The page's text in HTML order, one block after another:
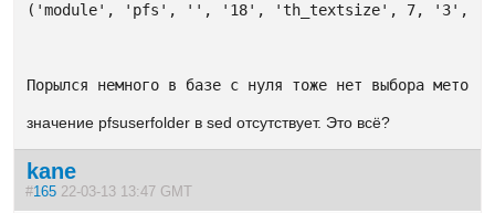
('module', 'pfs', '', '18', 'th_textsize', 7,
Порылся немного в базе с нуля тоже нет выбора
значение pfsuserfolder в sed отсутствует. Это всё?
kane
#165 22-03-13 13:47 GMT